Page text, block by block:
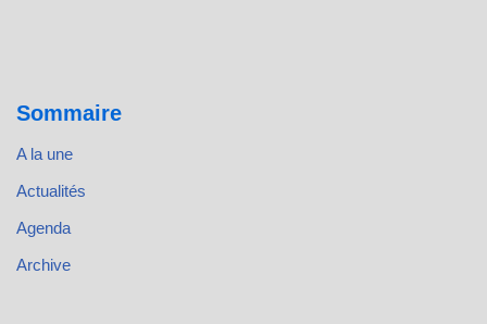
Sommaire
A la une
Actualités
Agenda
Archive